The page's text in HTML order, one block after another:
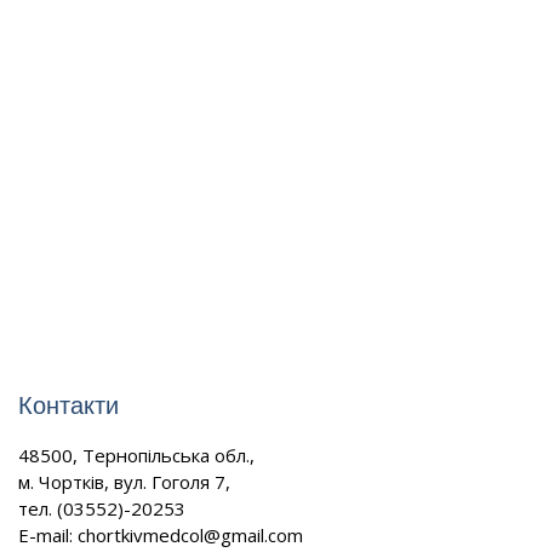
Контакти
48500, Тернопільська обл.,
м. Чортків, вул. Гоголя 7,
тел. (03552)-20253
E-mail: chortkivmedcol@gmail.com